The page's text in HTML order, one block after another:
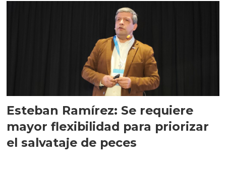
Esteban Ramírez: Se requiere
mayor flexibilidad para priorizar
el salvataje de peces